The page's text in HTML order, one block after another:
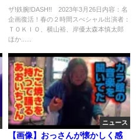
26日
ザ!鉄腕!DASH!! 2023年3月26日内容：名
企画復活！春の２時間スぺシャル出演者：
ＴＯＫＩＯ、横山裕、岸優太森本慎太郎
ほか......
ニュース
【画像】おっさんが懐かしく感